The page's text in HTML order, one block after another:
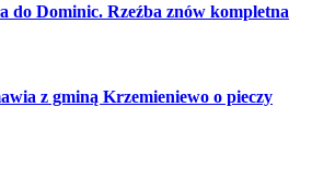
do Dominic. Rzeźba znów kompletna
z gminą Krzemieniewo o pieczy